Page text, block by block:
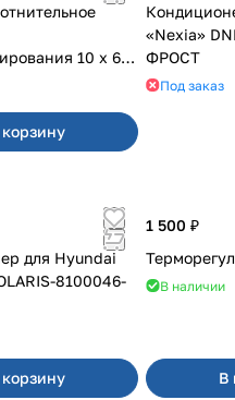
10 х 6 х
«Nexia»
ФРОСТ
Под заказ
для Hyundai
8100046-
1 500 ₽
В наличии
В